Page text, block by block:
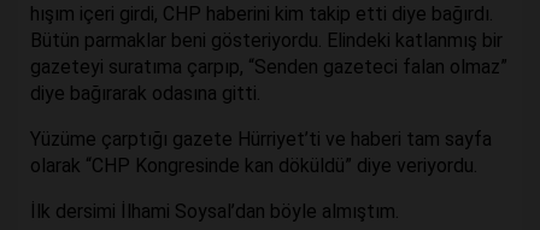
hışım içeri girdi, CHP haberini kim takip etti diye bağırdı.
Bütün parmaklar beni gösteriyordu. Elindeki katlanmış bir
gazeteyi suratıma çarpıp, “Senden gazeteci falan olmaz”
diye bağırarak odasına gitti.
Yüzüme çarptığı gazete Hürriyet’ti ve haberi tam sayfa
olarak “CHP Kongresinde kan döküldü” diye veriyordu.
İlk dersimi İlhami Soysal’dan böyle almıştım.